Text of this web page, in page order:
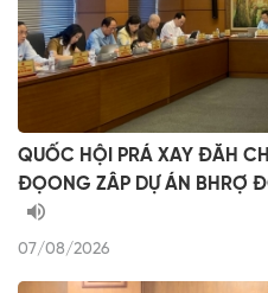
QUỐC HỘI PRÁ XAY ĐĂH
ĐỌONG ZÂP DỰ ÁN BHRỢ
07/08/2026